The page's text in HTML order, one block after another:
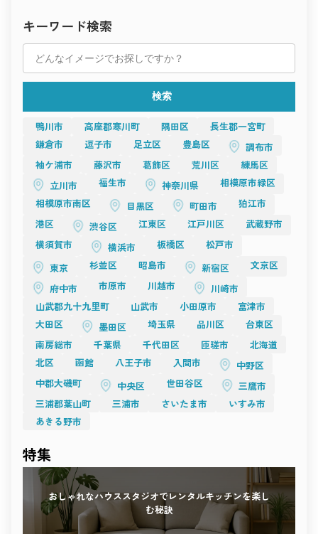
「撮影場所」という枠を超えた、新しい創造の場が広がってい
ます。
空間の持つ力をどう活かすか。
それがこれからの撮影における最も重要なテーマです。
撮影空間は、技術だけでなく、
感情や物語を伝える“もうひとりの演出者”として、
これからのクリエイティブを支えていくことでしょう。
感性が響き合う空間を未来へ。
撮影の舞台となる空間は、
その人の想いと創造を支える大切な存在です。
光が差し込む部屋、静かなアトリエ、
街の片隅にあるカフェ、自然に囲まれたロケ地──
どんな場所にも、表現の可能性があります。
撮影空間は、感性と感性が交わる“出会いの場”。
その瞬間に生まれる一枚や一瞬が、
時を超えて人の心に残る作品へとつながっていきます。
これからも、空間が持つ力を信じ、
創造の自由を広げていくことが、
新しい撮影文化の未来をつくる原動力となるでしょう。
コンクリート、レンガ、木材などの異素材がバランス良く配置
され、
一日を通して異なる表情を見せます。
午前中の柔らかな光、午後の黄金色の逆光――
どの時間帯も、光が被写体と空間を自然に結びつける。
撮るたびに新しい発見があるのが、このスタジオの最大の魅力
アートフォト、ドキュメンタリー、エディトリアル撮影など、
“空間を使って感情を描く”作品づくりに最適。
撮る人の感性を静かに刺激してくれる場所です。
アトリエ・構築的撮影におすすめ
ミニマルでありながら、光と構図の自由度が高い。
設計思想を感じるアトリエスタジオは、プロフェッショナル撮
影の要。
光をデザインし、構図を構築するクリエイターへ。
TESSEN
開放感と構築美を併せ持つ「TESSEN」は、
天井高のあるホワイトベースのアトリエスタジオ。
自然光と人工照明のバランスが絶妙で、撮影者の意図を最大限
に反映できます。
ファッションムービー、ブランドプロモーション、展示撮影な
“空間を設計して撮る”という楽しみを感じられる場所。
クリーンながら奥行きがあり、どんな演出にも馴染む柔軟性が
魅力です。
光をデザインする時間を楽しみたい――
そんなプロフェッショナルにおすすめの一棟です。
目黒の撮影スタジオに共通するのは、
“光を感じる設計”と“静けさを生かす空気”。
Momobanaの暮らしの温もり、Studio 4696の緊張感、RAWRの
素材感、TESSENの構築的美。
どれもが、撮影者の感性を刺激し、作品に深みを与えます。
都心の利便性を保ちながらも、どこか穏やかで創作的な時間が
流れる街、目黒。
その空気の中で、光と影のあいだに新しい表現を見つけてくだ
Recosta Studio
あなたの「撮る理由」に寄り添う場所です。
光が語り、素材が響き、心が動く――
感性を刺激する撮影体験を、ぜひこの街で。
オが揃っています。
ライフスタイル、ファッション、アート、屋外──
撮影テーマに合わせて最適な空間を選ぶことで、
あなたの作品に深みと魅力が生まれます。
Recosta Studioで理想のスタジオを見つけて、
次の撮影をもっと自由に、もっと美しく。
キーワード検索
検索
鴨川市 高座郡寒川町 隅田区
長生郡一宮町
鎌倉市
逗子市 足立区 豊島区
調布市
袖ケ浦市
藤沢市 葛飾区 荒川区
練馬区
立川市
福生市 神奈川県
相模原市緑区
相模原市南区
目黒区 町田市
狛江市
港区
渋谷区 江東区 江戸川区
武蔵野市
横須賀市
横浜市 板橋区
松戸市
東京
杉並区 昭島市 新宿区
文京区
府中市
市原市 川越市
川崎市
山武郡九十九里町
山武市 小田原市
富津市
大田区
墨田区 埼玉県 品川区
台東区
南房総市
千葉県 千代田区 匝瑳市
北海道
北区
函館 八王子市 入間市
中野区
中郡大磯町
中央区 世田谷区
三鷹市
三浦郡葉山町
三浦市 さいたま市
いすみ市
あきる野市
特集
おしゃれなハウススタジオでレンタルキッチンを楽し
む秘訣